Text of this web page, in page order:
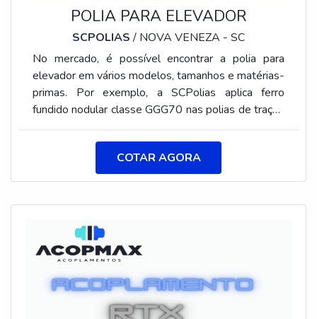
POLIA PARA ELEVADOR
SCPOLIAS/ NOVA VENEZA - SC
No mercado, é possível encontrar a polia para
elevador em vários modelos, tamanhos e matérias-
primas. Por exemplo, a SCPolias aplica ferro
fundido nodular classe GGG70 nas polias de tração
e o ferro fundido nodular classe GGG40 nas de
desvio. No geral, ambos os materiais garantem a
dureza necessária para que a peça resista longos
anos de trabalho sem apresentar desgaste e sem
tomados para a escolha das
COTAR AGORA